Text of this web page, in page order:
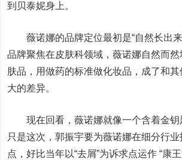
到贝泰妮身上。
薇诺娜的品牌定位最初是“自然长出来
品牌聚焦在皮肤科领域，薇诺娜自然而
肤品，用做药的标准做化妆品，成了和
大的差异。
现在回看，薇诺娜就像一个含着金钥
只是这次，郭振宇要为薇诺娜在细分行
点，好比当年以“去屑”为诉求点运作 “康